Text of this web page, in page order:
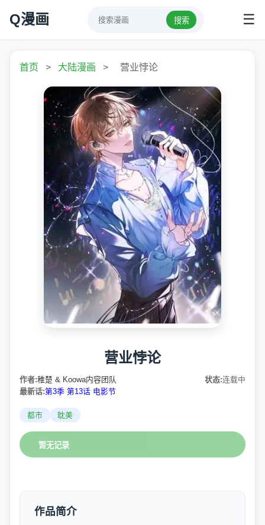
Q漫画 搜索 ☰
首页 > 大陆漫画 > 营业悖论
营业悖论
作者:稚楚 & Koowa内容团队 状态:连载中
最新话:第3季 第13话 电影节
都市 耽美
暂无记录
作品简介